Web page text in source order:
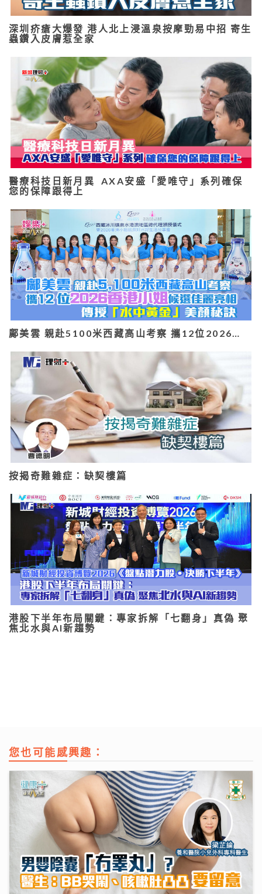
深圳疥瘡大爆發 港人北上浸溫泉按摩勁易中招 寄生
蟲鑽入皮膚惹全家
醫療科技日新月異 AXA安盛「愛唯守」系列確保
您的保障跟得上
鄺美雲 親赴5100米西藏高山考察 攜12位2026…
按揭奇難雜症：缺契樓篇
港股下半年布局關鍵：專家拆解「七翻身」真偽 聚
焦北水與AI新趨勢
您也可能感興趣：